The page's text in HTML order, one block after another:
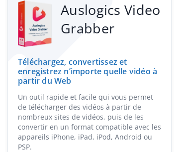
Auslogics Video
Grabber
Téléchargez, convertissez et
enregistrez n’importe quelle vidéo à
partir du Web
Un outil rapide et facile qui vous permet
de télécharger des vidéos à partir de
nombreux sites de vidéos, puis de les
convertir en un format compatible avec les
appareils iPhone, iPad, iPod, Android ou
PSP.